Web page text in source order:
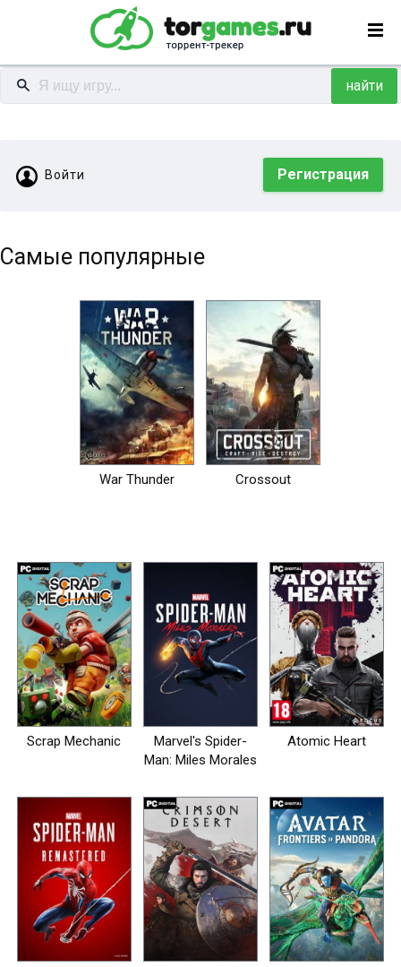
найти
Войти Регистрация
Самые популярные
War Thunder Crossout
Scrap Mechanic
Marvel's Spider-
Man: Miles Morales
Atomic Heart